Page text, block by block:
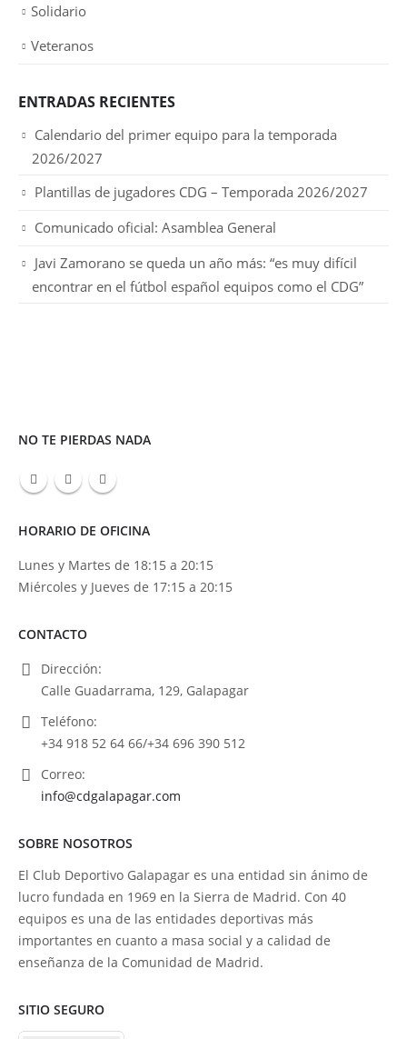
Solidario
Veteranos
ENTRADAS RECIENTES
Calendario del primer equipo para la temporada
2026/2027
Plantillas de jugadores CDG – Temporada 2026/2027
Comunicado oficial: Asamblea General
Javi Zamorano se queda un año más: “es muy difícil
encontrar en el fútbol español equipos como el CDG”
NO TE PIERDAS NADA
HORARIO DE OFICINA
Lunes y Martes de 18:15 a 20:15
Miércoles y Jueves de 17:15 a 20:15
CONTACTO
Dirección:
Calle Guadarrama, 129, Galapagar
Teléfono:
+34 918 52 64 66/+34 696 390 512
Correo:
info@cdgalapagar.com
SOBRE NOSOTROS
El Club Deportivo Galapagar es una entidad sin ánimo de
lucro fundada en 1969 en la Sierra de Madrid. Con 40
equipos es una de las entidades deportivas más
importantes en cuanto a masa social y a calidad de
enseñanza de la Comunidad de Madrid.
SITIO SEGURO